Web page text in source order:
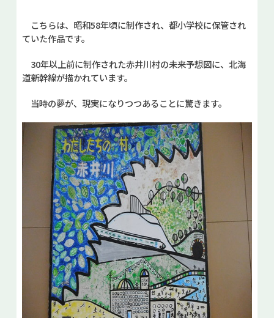
こちらは、昭和58年頃に制作され、都小学校に保管され
ていた作品です。
30年以上前に制作された赤井川村の未来予想図に、北海
道新幹線が描かれています。
当時の夢が、現実になりつつあることに驚きます。